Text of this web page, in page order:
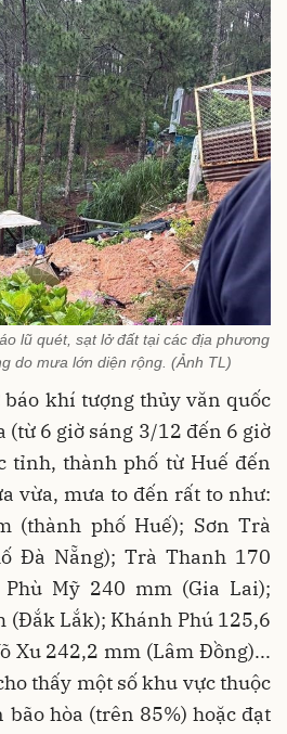
lũ quét, sạt lở đất tại các địa phương
do mưa lớn diện rộng. (Ảnh TL)
khí tượng thủy văn quốc
(từ 6 giờ sáng 3/12 đến 6 giờ
tỉnh, thành phố từ Huế đến
vừa, mưa to đến rất to như:
(thành phố Huế); Sơn Trà
Đà Nẵng); Trà Thanh 170
Phù Mỹ 240 mm (Gia Lai);
(Đắk Lắk); Khánh Phú 125,6
Xu 242,2 mm (Lâm Đồng)...
thấy một số khu vực thuộc
hòa (trên 85%) hoặc đạt